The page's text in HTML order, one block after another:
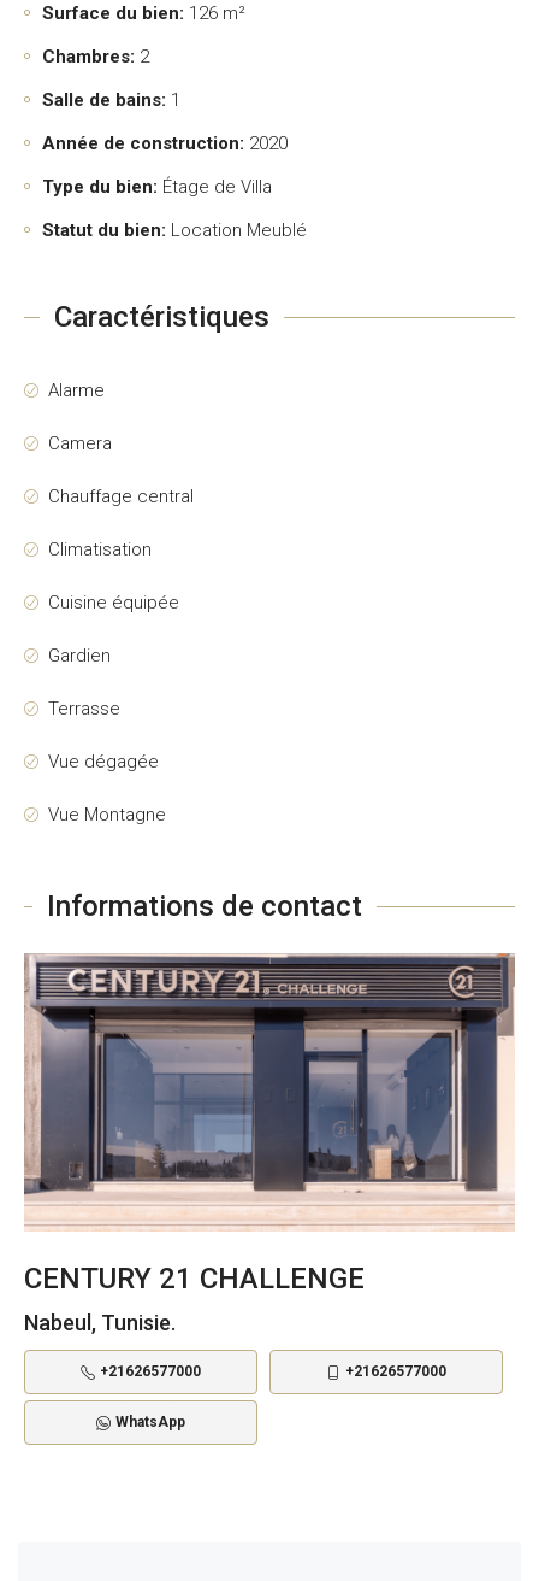
Surface du bien: 126 m²
Chambres: 2
Salle de bains: 1
Année de construction: 2020
Type du bien: Étage de Villa
Statut du bien: Location Meublé
Caractéristiques
Alarme
Camera
Chauffage central
Climatisation
Cuisine équipée
Gardien
Terrasse
Vue dégagée
Vue Montagne
Informations de contact
CENTURY 21 CHALLENGE
Nabeul, Tunisie.
+21626577000 +21626577000
WhatsApp